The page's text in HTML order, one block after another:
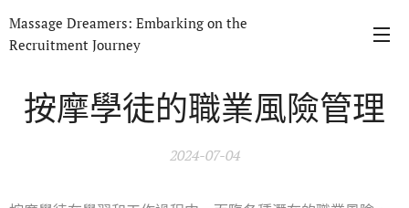
Massage Dreamers: Embarking on the
Recruitment Journey
按摩學徒的職業風險管理
2024-07-04